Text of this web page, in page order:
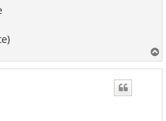
a
u